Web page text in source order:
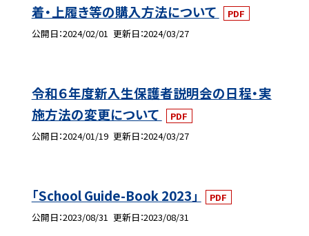
着・上履き等の購入方法について
PDF
公開日 2024/02/01 更新日 2024/03/27
令和６年度新入生保護者説明会の日程・実
施方法の変更について
PDF
公開日 2024/01/19 更新日 2024/03/27
「School Guide-Book 2023」
PDF
公開日 2023/08/31 更新日 2023/08/31